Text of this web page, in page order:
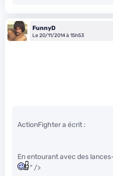
FunnyD
Le 20/11/2014 à 15h53
ActionFighter a écrit :
En entourant avec des
" />